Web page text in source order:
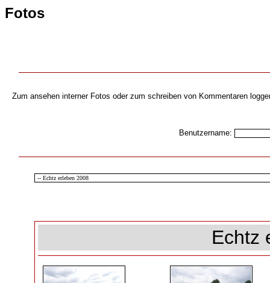
Fotos
Zum ansehen interner Fotos oder zum schreiben von Kommentaren
Benutzername:
Echtz